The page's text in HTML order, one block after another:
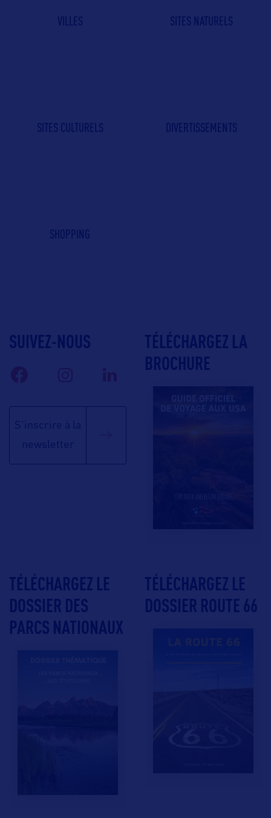
VILLES SITES NATURELS
SITES CULTURELS DIVERTISSEMENTS
SHOPPING
SUIVEZ-NOUS
S'inscrire à la
newsletter
TÉLÉCHARGEZ LA
BROCHURE
TÉLÉCHARGEZ LE
DOSSIER DES
PARCS NATIONAUX
TÉLÉCHARGEZ LE
DOSSIER ROUTE 66